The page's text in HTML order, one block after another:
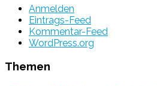
Anmelden
Eintrags-Feed
Kommentar-Feed
WordPress.org
Themen